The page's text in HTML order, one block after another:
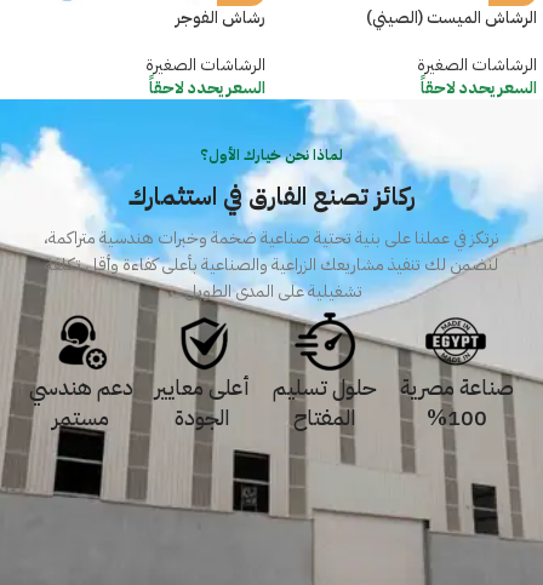
الرشاش الميست (الصيني)
الرشاشات الصغيرة
السعر يحدد لاحقاً
رشاش الفوجر
الرشاشات الصغيرة
السعر يحدد لاحقاً
لماذا نحن خيارك الأول؟
ركائز تصنع الفارق في استثمارك
نرتكز في عملنا على بنية تحتية صناعية ضخمة وخبرات هندسية متراكمة،
لنضمن لك تنفيذ مشاريعك الزراعية والصناعية بأعلى كفاءة وأقل تكلفة
تشغيلية على المدى الطويل.
صناعة مصرية
100%
حلول تسليم
المفتاح
أعلى معايير
الجودة
دعم هندسي
مستمر